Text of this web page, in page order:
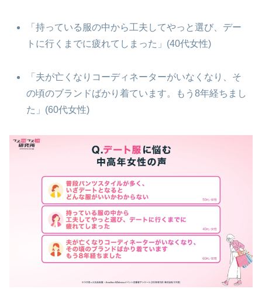
「持っている服の中から工夫してやっと選び、デー
トに行くまでに疲れてしまった」(40代女性)
「夫が亡くなりコーディネーターがいなくなり、そ
の頃のブランドばかり着ています。もう8年経ちまし
た」(60代女性)